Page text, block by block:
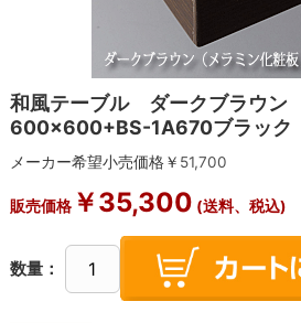
和風テーブル ダークブラウ
600×600+BS-1A670ブラック
メーカー希望小売価格￥ 51,700
販売価格￥35,300 (送料、税込)
数量：